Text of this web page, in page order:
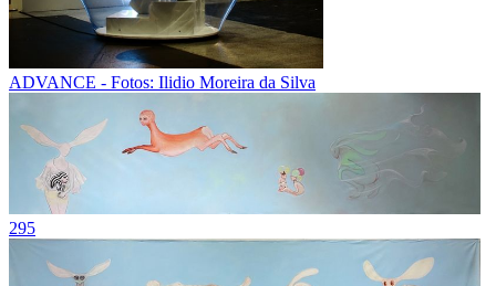
ADVANCE - Fotos: Ilidio Moreira da Silva
295